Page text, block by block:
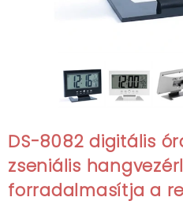
DS-8082 digitális
zseniális
forradalmasítja a